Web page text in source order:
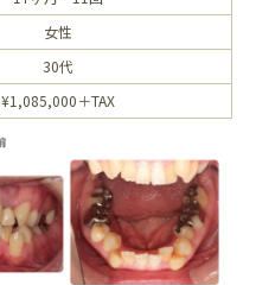
女性
30代
¥1,085,000＋TAX